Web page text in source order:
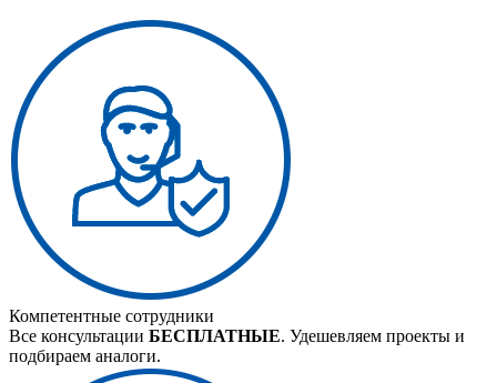
Компетентные сотрудники
Все консультации БЕСПЛАТНЫЕ. Удешевляем проекты и
подбираем аналоги.